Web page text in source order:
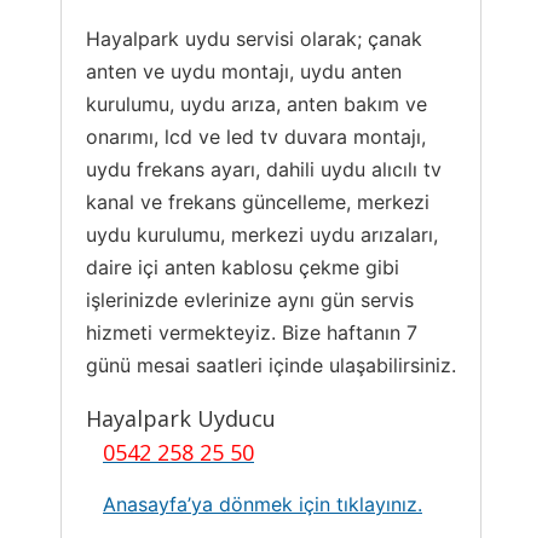
Hayalpark uydu servisi olarak; çanak
anten ve uydu montajı, uydu anten
kurulumu, uydu arıza, anten bakım ve
onarımı, lcd ve led tv duvara montajı,
uydu frekans ayarı, dahili uydu alıcılı tv
kanal ve frekans güncelleme, merkezi
uydu kurulumu, merkezi uydu arızaları,
daire içi anten kablosu çekme gibi
işlerinizde evlerinize aynı gün servis
hizmeti vermekteyiz. Bize haftanın 7
günü mesai saatleri içinde ulaşabilirsiniz.
Hayalpark Uyducu
0542 258 25 50
Anasayfa’ya dönmek için tıklayınız.